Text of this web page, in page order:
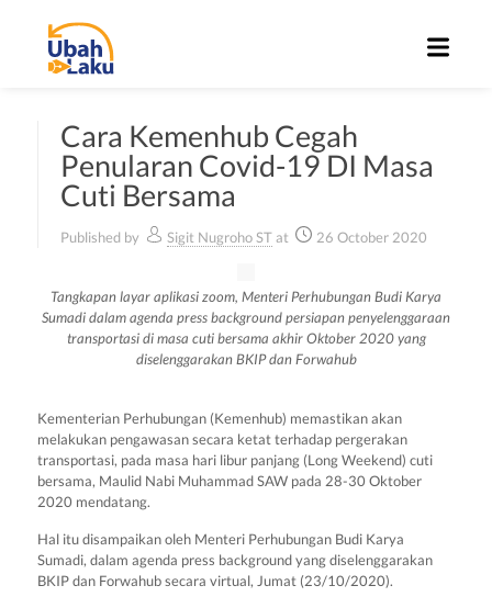
Cara Kemenhub Cegah
Penularan Covid-19 DI Masa
Cuti Bersama
Published by Sigit Nugroho ST at 26 October 2020
Tangkapan layar aplikasi zoom, Menteri Perhubungan Budi Karya
Sumadi dalam agenda press background persiapan penyelenggaraan
transportasi di masa cuti bersama akhir Oktober 2020 yang
diselenggarakan BKIP dan Forwahub
Kementerian Perhubungan (Kemenhub) memastikan akan
melakukan pengawasan secara ketat terhadap pergerakan
transportasi, pada masa hari libur panjang (Long Weekend) cuti
bersama, Maulid Nabi Muhammad SAW pada 28-30 Oktober
2020 mendatang.
Hal itu disampaikan oleh Menteri Perhubungan Budi Karya
Sumadi, dalam agenda press background yang diselenggarakan
BKIP dan Forwahub secara virtual, Jumat (23/10/2020).